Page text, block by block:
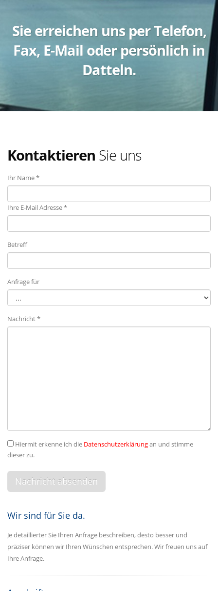
Sie erreichen uns per Telefon,
Fax, E-Mail oder persönlich in
Datteln.
Kontaktieren Sie uns
Ihr Name *
Ihre E-Mail Adresse *
Betreff
Anfrage für
Nachricht *
Hiermit erkenne ich die Datenschutzerklärungan und stimme
dieser zu.
Wir sind für Sie da.
Je detaillierter Sie Ihren Anfrage beschreiben, desto besser und
präziser können wir Ihren Wünschen entsprechen. Wir freuen uns auf
Ihre Anfrage.